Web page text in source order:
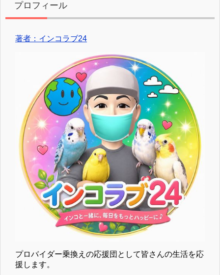
プロフィール
著者：インコラブ24
プロバイダー乗換えの応援団として皆さんの生活を応
援します。